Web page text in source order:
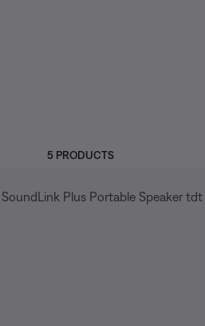
5 PRODUCTS